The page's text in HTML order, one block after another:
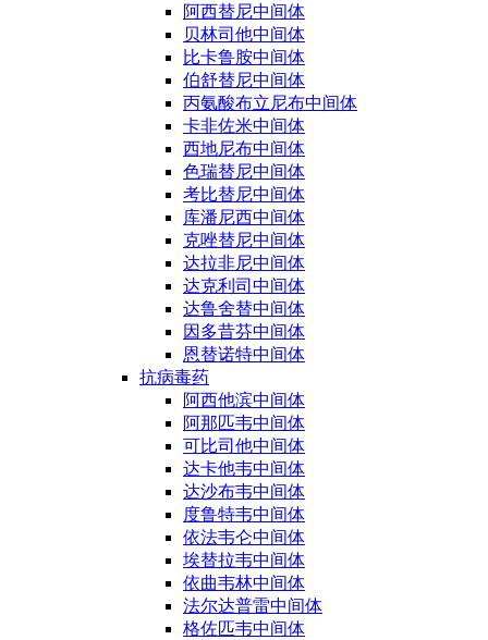
阿西替尼中间体
贝林司他中间体
比卡鲁胺中间体
伯舒替尼中间体
丙氨酸布立尼布中间体
卡非佐米中间体
西地尼布中间体
色瑞替尼中间体
考比替尼中间体
库潘尼西中间体
克唑替尼中间体
达拉非尼中间体
达克利司中间体
达鲁舍替中间体
因多昔芬中间体
恩替诺特中间体
抗病毒药
阿西他滨中间体
阿那匹韦中间体
可比司他中间体
达卡他韦中间体
达沙布韦中间体
度鲁特韦中间体
依法韦仑中间体
埃替拉韦中间体
依曲韦林中间体
法尔达普雷中间体
格佐匹韦中间体